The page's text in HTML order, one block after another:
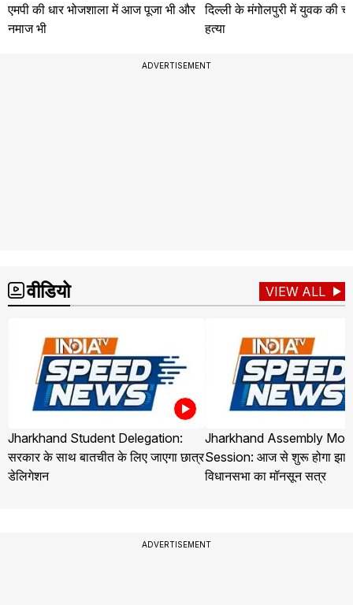
एमपी की धार भोजशाला में आज पूजा भी और
नमाज भी
दिल्ली के मंगोलपुरी में युवक की
हत्या
ADVERTISEMENT
वीडियो VIEW ALL
Jharkhand Student Delegation:
सरकार के साथ बातचीत के लिए जाएगा छात्र
डेलिगेशन
Jharkhand Assembly
Session: आज से शुरू होगा
विधानसभा का मॉनसून सत्र
ADVERTISEMENT